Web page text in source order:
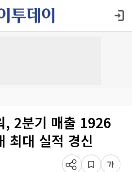
, 2분기 매출 1926
최대 실적 경신